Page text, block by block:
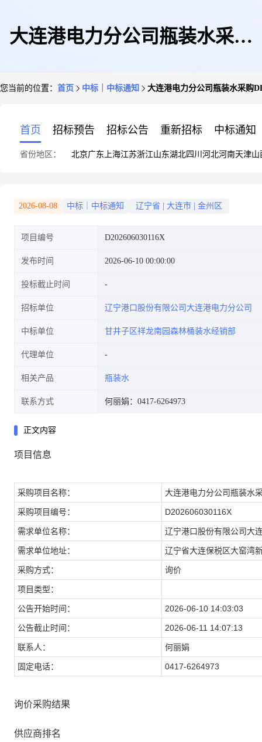
大连港电力分公司瓶装水采购
您当前的位置： 首页 中标｜中标通知 大连港电力分公司瓶装水采购
首页 招标预告 招标公告 重新招标 中标通知
省份地区： 北京广东 上海江苏浙江山东湖北四川 河北河南天津山
2026-08-08 中标｜中标通知 辽宁省 大连市 金州区
项目编号 D202606030116X
发布时间 2026-06-10 00:00:00
投标截止时间
招标单位 辽宁港口股份有限公司大连港电力分公司
中标单位 甘井子区祥龙南园森林桶装水经销部
代理单位
相关产品 瓶装水
联系方式 何丽娟：0417-6264973
正文内容
项目信息
采购项目名称： 大连港电力分公司瓶装水
采购项目编号： D202606030116X
需求单位名称： 辽宁港口股份有限公司大
需求单位地址： 辽宁省大连保税区大窑湾
采购方式： 询价
项目类型：
公告开始时间： 2026-06-10 14:03:03
公告截止时间： 2026-06-11 14:07:13
联系人： 何丽娟
固定电话： 0417-6264973
询价采购结果
供应商排名